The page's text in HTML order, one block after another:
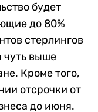
будет
до 80%
стерлингов
чуть выше
Кроме того,
отсрочки от
до июня.